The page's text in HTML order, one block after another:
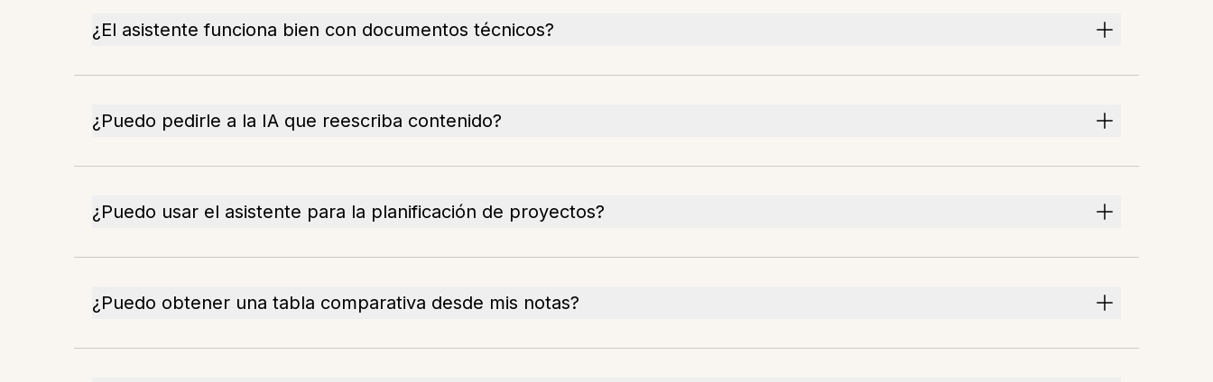
¿El asistente funciona bien con documentos técnicos?
¿Puedo pedirle a la IA que reescriba contenido?
¿Puedo usar el asistente para la planificación de proyectos?
¿Puedo obtener una tabla comparativa desde mis notas?